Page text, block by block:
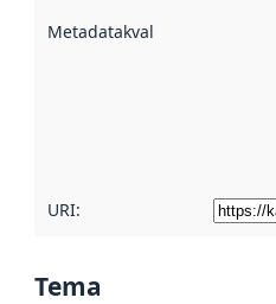
Metadatakvalitet
URI:
Tema